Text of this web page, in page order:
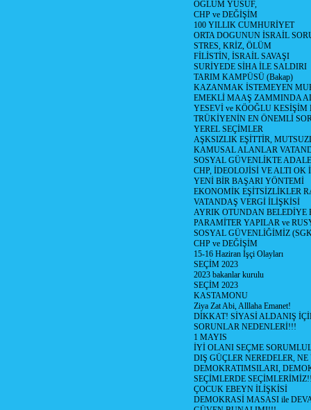
OĞLUM YUSUF,
CHP ve DEĞİŞİM
100 YILLIK CUMHURİYET
ORTA DOGUNUN İSRAİL
STRES, KRİZ, ÖLÜM
FİLİSTİN, İSRAİL SAVAŞI
SURİYEDE SİHA İLE SALDIRI
TARIM KAMPÜSÜ (Bakap)
KAZANMAK İSTEMEYEN
EMEKLİ MAAŞ ZAMMINDA
YESEVİ ve KÖOĞLU
TRÜKİYENİN EN ÖNEMLİ
YEREL SEÇİMLER
AŞKSIZLIK EŞİTTİR,
KAMUSAL ALANLAR
SOSYAL GÜVENLİKTE
CHP, İDEOLOJİSİ VE ALTI OK
YENİ BİR BAŞARI YÖNTEMİ
EKONOMİK EŞİTSİZLİKLER
VATANDAŞ VERGİ İLİŞKİSİ
AYRIK OTUNDAN
PARAMİTER YAPILAR ve
SOSYAL GÜVENLİĞİMİZ
CHP ve DEĞİŞİM
15-16 Haziran İşçi Olayları
SEÇİM 2023
2023 bakanlar kurulu
SEÇİM 2023
KASTAMONU
Ziya Zat Abi, Alllaha Emanet!
DİKKAT! SİYASİ ALDANIŞ
SORUNLAR NEDENLERİ!!!
1 MAYIS
İYİ OLANI SEÇME
DIŞ GÜÇLER NEREDELER,
DEMOKRATIMSILARI,
SEÇİMLERDE
ÇOCUK EBEYN İLİŞKİSİ
DEMOKRASİ MASASI ile